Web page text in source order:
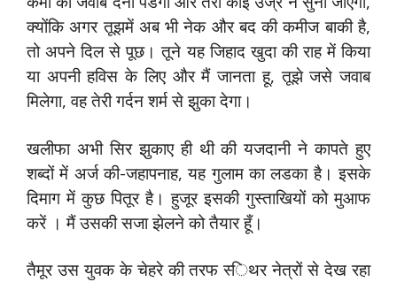
क्‍योंकि अगर तूझमें अब भी नेक और बद की कमीज बाकी है,
तो अपने दिल से पूछ। तूने यह जिहाद खुदा की राह में किया
या अपनी हविस के लिए और मैं जानता हू, तूझे जसे जवाब
मिलेगा, वह तेरी गर्दन शर्म से झुका देगा।
खलीफा अभी सिर झुकाए ही थी की यजदानी ने कापते हुए
शब्‍दों में अर्ज की-जहापनाह, यह गुलाम का लडका है। इसके
दिमाग में कुछ पितूर है। हुजूर इसकी गुस्‍ताखियों को मुआफ
करें । मैं उसकी सजा झेलने को तैयार हूँ।
तैमूर उस युवक के चेहरे की तरफ स्‍िथर नेत्रों से देख रहा